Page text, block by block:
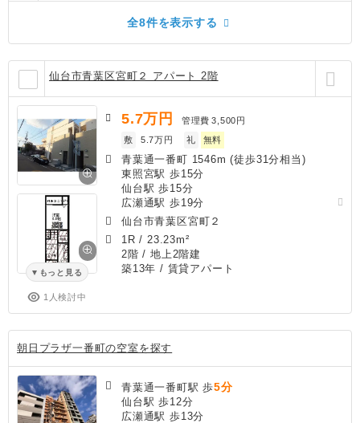
全8件を表示する
仙台市青葉区宮町２ アパート 2階
もっと見る
1人検討中
5.7万円 管理費 3,500円
敷
5.7万円 礼 無料
青葉通一番町 1546m (徒歩31分相当)
東照宮駅 歩15分
仙台駅 歩15分
広瀬通駅 歩19分
仙台市青葉区宮町２
1R / 23.23m²
2階 / 地上2階建
築13年 / 賃貸アパート
朝日プラザ一番町の空室を探す
青葉通一番町駅 歩5分
仙台駅 歩12分
広瀬通駅 歩13分